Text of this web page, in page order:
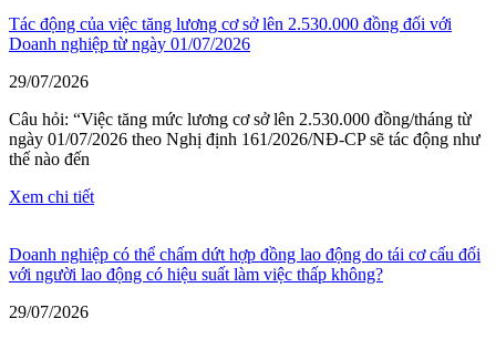
Tác động của việc tăng lương cơ sở lên 2.530.000 đồng đối với
Doanh nghiệp từ ngày 01/07/2026
29/07/2026
Câu hỏi: “Việc tăng mức lương cơ sở lên 2.530.000 đồng/tháng từ
ngày 01/07/2026 theo Nghị định 161/2026/NĐ-CP sẽ tác động như
thế nào đến
Xem chi tiết
Doanh nghiệp có thể chấm dứt hợp đồng lao động do tái cơ cấu đối
với người lao động có hiệu suất làm việc thấp không?
29/07/2026